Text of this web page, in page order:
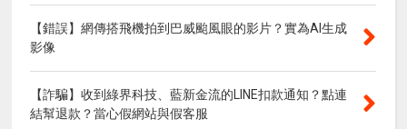
【錯誤】網傳搭飛機拍到巴威颱風眼的影片？實為AI生成
影像
【詐騙】收到綠界科技、藍新金流的LINE扣款通知？點連
結幫退款？當心假網站與假客服